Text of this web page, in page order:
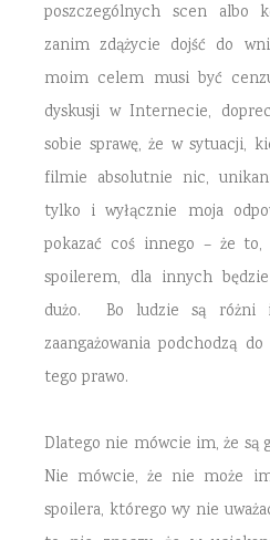
poszczególnych scen albo
zanim zdążycie dojść do
moim celem musi być
dyskusji w Internecie,
sobie sprawę, że w sytuacji,
filmie absolutnie nic,
tylko i wyłącznie moja
pokazać coś innego – że
spoilerem, dla innych
dużo. Bo ludzie są różni
zaangażowania podchodzą
tego prawo.
Dlatego nie mówcie im, że są
Nie mówcie, że nie może
spoilera, którego wy nie